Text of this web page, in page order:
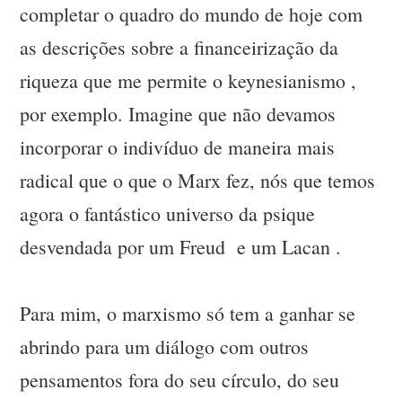
completar o quadro do mundo de hoje com
as descrições sobre a financeirização da
riqueza que me permite o keynesianismo ,
por exemplo. Imagine que não devamos
incorporar o indivíduo de maneira mais
radical que o que o Marx fez, nós que temos
agora o fantástico universo da psique
desvendada por um Freud e um Lacan .
Para mim, o marxismo só tem a ganhar se
abrindo para um diálogo com outros
pensamentos fora do seu círculo, do seu